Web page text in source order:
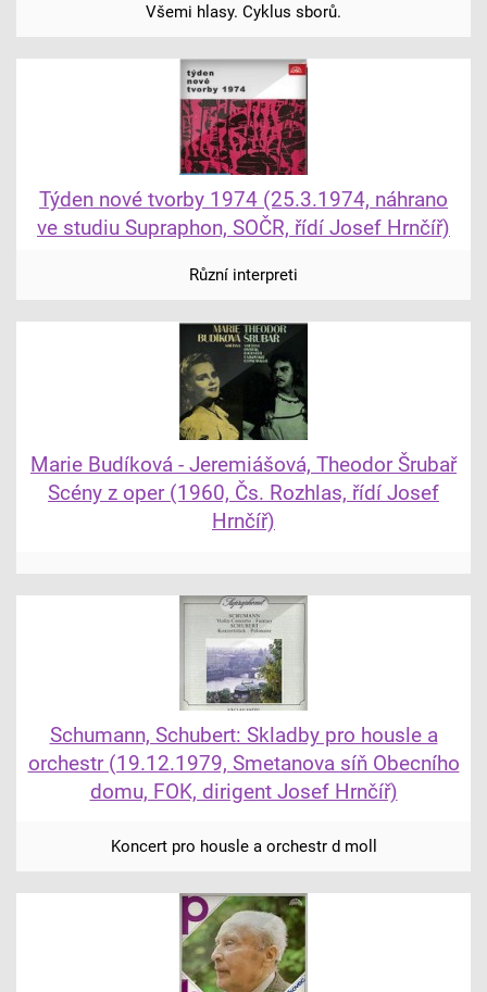
Všemi hlasy. Cyklus sborů.
Týden nové tvorby 1974 (25.3.1974, náhrano
ve studiu Supraphon, SOČR, řídí Josef Hrnčíř)
Různí interpreti
Marie Budíková - Jeremiášová, Theodor Šrubař
Scény z oper (1960, Čs. Rozhlas, řídí Josef
Hrnčíř)
Schumann, Schubert: Skladby pro housle a
orchestr (19.12.1979, Smetanova síň Obecního
domu, FOK, dirigent Josef Hrnčíř)
Koncert pro housle a orchestr d moll